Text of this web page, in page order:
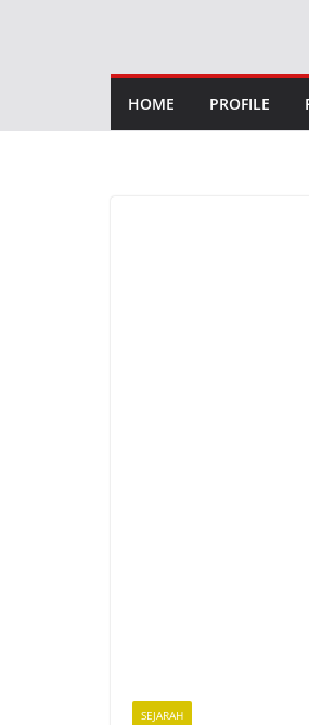
HOME PROFILE
SEJARAH